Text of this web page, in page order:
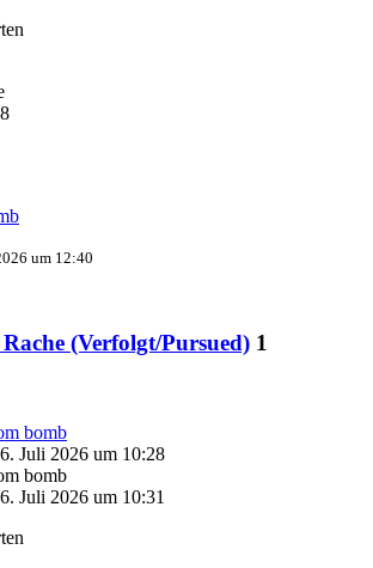
um 12:40
Rache (Verfolgt/Pursued) 1
bomb
Juli 2026 um 10:28
bomb
Juli 2026 um 10:31